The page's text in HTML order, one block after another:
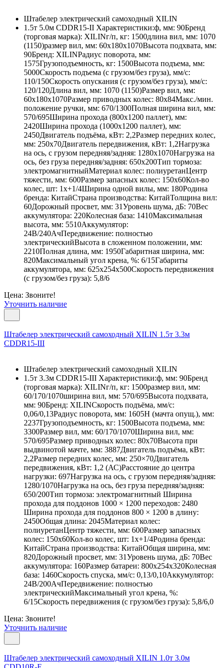
Штабелер электрический самоходный XILIN
1.5т 5.0м CDDR15-II Характеристики:ф, мм: 90Бренд
(торговая марка): XILINг/п, кг: 1500длина вил, мм: 1070
(1150)размер вил, мм: 60х180х1070Высота подхвата, мм:
90Бренд: XILINРадиус поворота, мм:
1575Грузоподъемность, кг: 1500Высота подъема, мм:
5000Скорость подъема (с грузом/без груза), мм/с:
110/150Скорость опускания (с грузом/без груза), мм/с:
120/120Длина вил, мм: 1070 (1150)Размер вил, мм:
60х180х1070Размер приводных колес: 80х84Макс./мин.
положение ручки, мм: 670/1300Полная ширина вил, мм:
570/695Ширина прохода (800х1200 паллет), мм:
2420Ширина прохода (1000х1200 паллет), мм:
2450Двигатель подъёма, кВт: 2,2Размер передних колес,
мм: 250x70Двигатель передвижения, кВт: 1,2Нагрузка
на ось, с грузом передняя/задняя: 1280х1070Нагрузка на
ось, без груза передняя/задняя: 650х200Тип тормоза:
электромагнитныйМатериал колес: полиуретанЦентр
тяжести, мм: 600Размер запасных колес: 150х60Кол-во
колес, шт: 1х+1/4Ширина одной вилы, мм: 180Родина
бренда: КитайСтрана производства: КитайТолщина вил:
60Дорожный просвет, мм: 31Уровень шума, дБ: 70Вес
аккумулятора: 220Колесная база: 1410Максимальная
высота, мм: 5510Аккумулятор:
24В/240АчПередвижение: полностью
электрическийВысота в сложенном положении, мм:
2210Полная длина, мм: 1950Габаритная ширина, мм:
820Максимальный угол крена, %: 6/15Габариты
аккумулятора, мм: 625х254х500Скорость передвижения
(с грузом/без груза): 5,8/6
Цена: Звоните!
Уточнить наличие
Штабелер электрический самоходный XILIN 1.5т 3.3м
CDDR15-III
Штабелер электрический самоходный XILIN
1.5т 3.3м CDDR15-III Характеристики:ф, мм: 90Бренд
(торговая марка): XILINг/п, кг: 1500размер вил, мм:
60/170/1070ширина вил, мм: 570/695Высота подхвата,
мм: 90Бренд: XILINСкорость подъёма, мм/с:
0,06/0,13Радиус поворота, мм: 1605Н (мачта опущ.), мм:
2237Грузоподъемность, кг: 1500Высота подъема, мм:
3300Размер вил, мм: 60/170/1070Ширина вил, мм:
570/695Размер приводных колес: 80х70Высота при
выдвинотой мачте, мм: 3887Двигатель подъёма, кВт:
2,2Размер передних колес, мм: 250×70Двигатель
передвижения, кВт: 1,2 (АС)Расстояние до центра
нагрузки: 697Нагрузка на ось, с грузом передняя/задняя:
1280/1070Нагрузка на ось, без груза передняя/задняя:
650/200Тип тормоза: электромагнитный Ширина
прохода для поддонов 1000 × 1200 переходов: 2480
Ширина прохода для поддонов 800 × 1200 в длину:
2450Общая длина: 2045Материал колес:
полиуретанЦентр тяжести, мм: 600Размер запасных
колес: 150х60Кол-во колес, шт: 1х+1/4Родина бренда:
КитайСтрана производства: КитайОбщая ширина, мм:
820Дорожный просвет, мм: 31Уровень шума, дБ: 70Вес
аккумулятора: 160Размер батареи: 800x254x320Колесная
база: 1460Скорость спуска, мм/с: 0,13/0,10Аккумулятор:
24В/200АчПередвижение: полностью
электрическийМаксимальный угол крена, %:
6/15Скорость передвижения (с грузом/без груза): 5,8/6,0
Цена: Звоните!
Уточнить наличие
Штабелер электрический самоходный XILIN 1.0т 3.0м